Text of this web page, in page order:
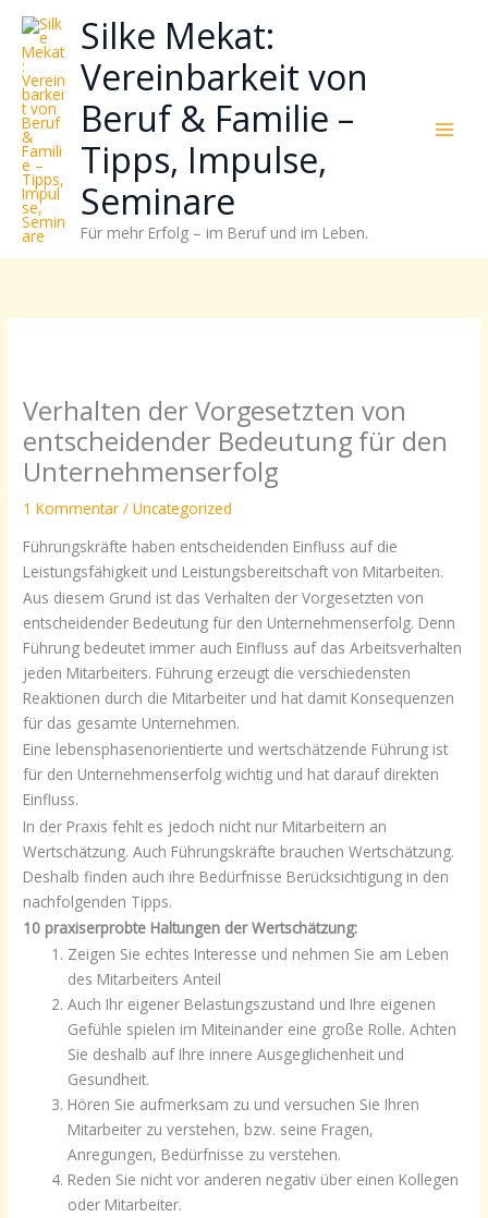
Zum
Inhalt
springen
Silke Mekat:
Vereinbarkeit von
Beruf & Familie –
Tipps, Impulse,
Seminare
Für mehr Erfolg – im Beruf und im Leben.
Verhalten der Vorgesetzten von
entscheidender Bedeutung für den
Unternehmenserfolg
1 Kommentar /Uncategorized
Führungskräfte haben entscheidenden Einfluss auf die
Leistungsfähigkeit und Leistungsbereitschaft von Mitarbeiten.
Aus diesem Grund ist das Verhalten der Vorgesetzten von
entscheidender Bedeutung für den Unternehmenserfolg. Denn
Führung bedeutet immer auch Einfluss auf das Arbeitsverhalten
jeden Mitarbeiters. Führung erzeugt die verschiedensten
Reaktionen durch die Mitarbeiter und hat damit Konsequenzen
für das gesamte Unternehmen.
Eine lebensphasenorientierte und wertschätzende Führung ist
für den Unternehmenserfolg wichtig und hat darauf direkten
Einfluss.
In der Praxis fehlt es jedoch nicht nur Mitarbeitern an
Wertschätzung. Auch Führungskräfte brauchen Wertschätzung.
Deshalb finden auch ihre Bedürfnisse Berücksichtigung in den
nachfolgenden Tipps.
10 praxiserprobte Haltungen der Wertschätzung:
Zeigen Sie echtes Interesse und nehmen Sie am Leben
des Mitarbeiters Anteil
Auch Ihr eigener Belastungszustand und Ihre eigenen
Gefühle spielen im Miteinander eine große Rolle. Achten
Sie deshalb auf Ihre innere Ausgeglichenheit und
Gesundheit.
Hören Sie aufmerksam zu und versuchen Sie Ihren
Mitarbeiter zu verstehen, bzw. seine Fragen,
Anregungen, Bedürfnisse zu verstehen.
Reden Sie nicht vor anderen negativ über einen Kollegen
oder Mitarbeiter.
wie
sich
Stress
reduzieren
Energie
gezielter
einsetzen
lässt?
Einfach